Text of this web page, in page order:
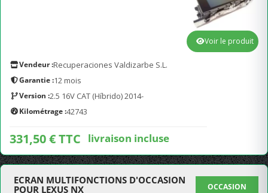
Vendeur :Recuperaciones Valdizarbe S.L.
Garantie :12 mois
Version :2.5 16V CAT (Híbrido) 2014-
Kilométrage :42743
331,50 € TTC livraison incluse
Voir le produit
ECRAN MULTIFONCTIONS D'OCCASION
POUR LEXUS NX
OCCASION